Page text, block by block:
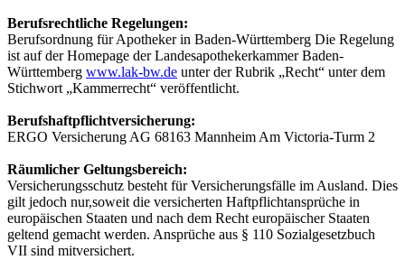
Berufsrechtliche Regelungen:
Berufsordnung für Apotheker in Baden-Württemberg Die Regelung
ist auf der Homepage der Landesapothekerkammer Baden-
Württemberg www.lak-bw.de unter der Rubrik „Recht“ unter dem
Stichwort „Kammerrecht“ veröffentlicht.
Berufshaftpflichtversicherung:
ERGO Versicherung AG 68163 Mannheim Am Victoria-Turm 2
Räumlicher Geltungsbereich:
Versicherungsschutz besteht für Versicherungsfälle im Ausland. Dies
gilt jedoch nur,soweit die versicherten Haftpflichtansprüche in
europäischen Staaten und nach dem Recht europäischer Staaten
geltend gemacht werden. Ansprüche aus § 110 Sozialgesetzbuch
VII sind mitversichert.